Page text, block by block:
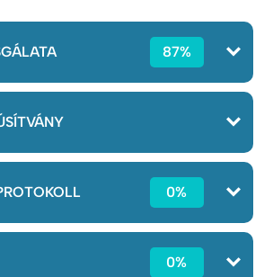
87%
0%
0%